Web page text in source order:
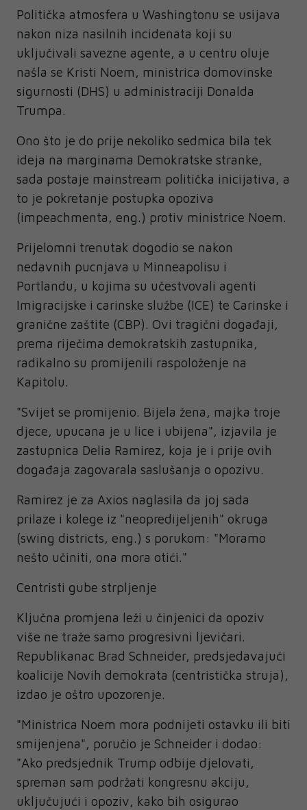
Politička atmosfera u Washingtonu se usijava
nakon niza nasilnih incidenata koji su
uključivali savezne agente, a u centru oluje
našla se Kristi Noem, ministrica domovinske
sigurnosti (DHS) u administraciji Donalda
Trumpa.
Ono što je do prije nekoliko sedmica bila tek
ideja na marginama Demokratske stranke,
sada postaje mainstream politička inicijativa, a
to je pokretanje postupka opoziva
(impeachmenta, eng.) protiv ministrice Noem.
Prijelomni trenutak dogodio se nakon
nedavnih pucnjava u Minneapolisu i
Portlandu, u kojima su učestvovali agenti
Imigracijske i carinske službe (ICE) te Carinske i
granične zaštite (CBP). Ovi tragični događaji,
prema riječima demokratskih zastupnika,
radikalno su promijenili raspoloženje na
Kapitolu.
"Svijet se promijenio. Bijela žena, majka troje
djece, upucana je u lice i ubijena", izjavila je
zastupnica Delia Ramirez, koja je i prije ovih
događaja zagovarala saslušanja o opozivu.
Ramirez je za Axios naglasila da joj sada
prilaze i kolege iz "neopredijeljenih" okruga
(swing districts, eng.) s porukom: "Moramo
nešto učiniti, ona mora otići."
Centristi gube strpljenje
Ključna promjena leži u činjenici da opoziv
više ne traže samo progresivni ljevičari.
Republikanac Brad Schneider, predsjedavajući
koalicije Novih demokrata (centristička struja),
izdao je oštro upozorenje.
"Ministrica Noem mora podnijeti ostavku ili biti
smijenjena", poručio je Schneider i dodao:
"Ako predsjednik Trump odbije djelovati,
spreman sam podržati kongresnu akciju,
uključujući i opoziv, kako bih osigurao